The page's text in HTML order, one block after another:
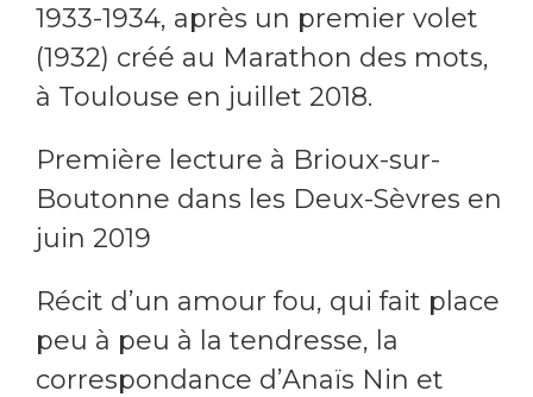
1933-1934, après un premier volet
(1932) créé au Marathon des mots,
à Toulouse en juillet 2018.
Première lecture à Brioux-sur-
Boutonne dans les Deux-Sèvres en
juin 2019
Récit d’un amour fou, qui fait place
peu à peu à la tendresse, la
correspondance d’Anaïs Nin et